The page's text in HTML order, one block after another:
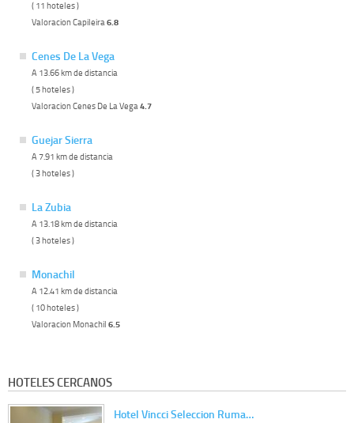
( 11 hoteles )
Valoracion Capileira6.8
Cenes De La Vega
A 13.66 km de distancia
( 5 hoteles )
Valoracion Cenes De La Vega4.7
Guejar Sierra
A 7.91 km de distancia
( 3 hoteles )
La Zubia
A 13.18 km de distancia
( 3 hoteles )
Monachil
A 12.41 km de distancia
( 10 hoteles )
Valoracion Monachil 6.5
HOTELES CERCANOS
Hotel Vincci Seleccion Ruma…